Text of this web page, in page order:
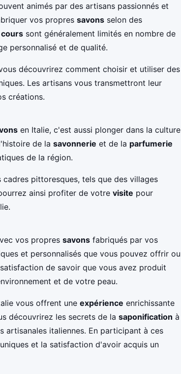
animés par des artisans passionnés et
vos propres savons selon des
cours sont généralement limités en nombre de
personnalisé et de qualité.
découvrirez comment choisir et utiliser des
Les artisans vous transmettront leur
créations.
en Italie, c'est aussi plonger dans la culture
de la savonnerie et de la parfumerie
de la région.
pittoresques, tels que des villages
ainsi profiter de votre visite pour
vos propres savons fabriqués par vos
et personnalisés que vous pouvez offrir ou
de savoir que vous avez produit
et de votre peau.
vous offrent une expérience enrichissante
découvrirez les secrets de la saponification à
artisanales italiennes. En participant à ces
et la satisfaction d'avoir acquis un